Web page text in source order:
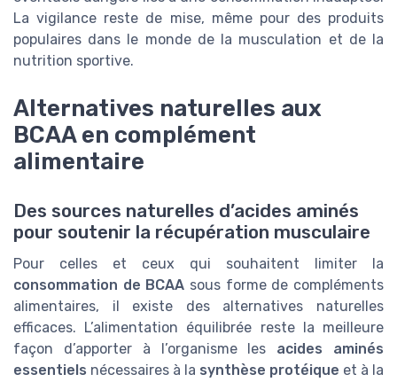
La vigilance reste de mise, même pour des produits
populaires dans le monde de la musculation et de la
nutrition sportive.
Alternatives naturelles aux
BCAA en complément
alimentaire
Des sources naturelles d’acides aminés
pour soutenir la récupération musculaire
Pour celles et ceux qui souhaitent limiter la
consommation de BCAA sous forme de compléments
alimentaires, il existe des alternatives naturelles
efficaces. L’alimentation équilibrée reste la meilleure
façon d’apporter à l’organisme les acides aminés
essentiels nécessaires à la synthèse protéique et à la